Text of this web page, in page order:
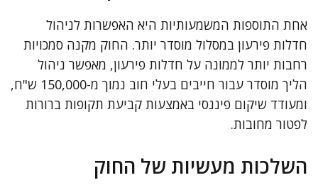
אחת התוספות המשמעותיות היא האפשרות לניהול
חדלות פירעון במסלול מוסדר יותר. החוק מקנה סמכויות
רחבות יותר לממונה על חדלות פירעון, מאפשר ניהול
הליך מוסדר עבור חייבים בעלי חוב נמוך מ-150,000 ש"ח,
ומעודד שיקום פיננסי באמצעות קביעת תקופות ברורות
לפטור מחובות.
השלכות מעשיות של החוק